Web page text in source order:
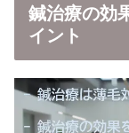
鍼治療の効
イント